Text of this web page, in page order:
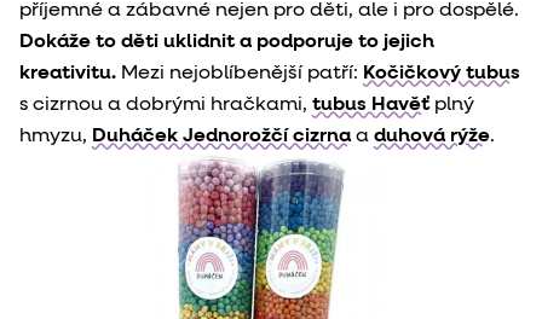
příjemné a zábavné nejen pro děti, ale i pro dospělé.
Dokáže to děti uklidnit a podporuje to jejich
kreativitu. Mezi nejoblíbenější patří: Kočičkový tubus
s cizrnou a dobrými hračkami, tubus Havěť plný
hmyzu, Duháček Jednorožčí cizrna a duhová rýže.